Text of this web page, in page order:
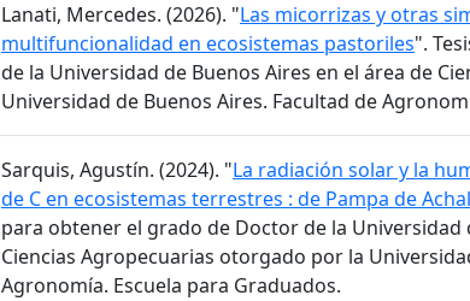
Lanati, Mercedes. (2026). "Las micorrizas y otras
multifuncionalidad en ecosistemas pastoriles".
de la Universidad de Buenos Aires en el área de
Universidad de Buenos Aires. Facultad de
Sarquis, Agustín. (2024). "La radiación solar y la
de C en ecosistemas terrestres : de Pampa de
para obtener el grado de Doctor de la Universidad
Ciencias Agropecuarias otorgado por la
Agronomía. Escuela para Graduados.